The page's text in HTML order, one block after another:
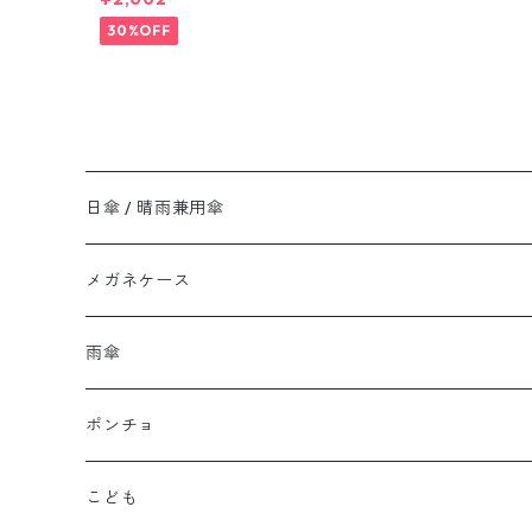
30%OFF
日傘 / 晴雨兼用傘
メガネケース
雨傘
ポンチョ
こども